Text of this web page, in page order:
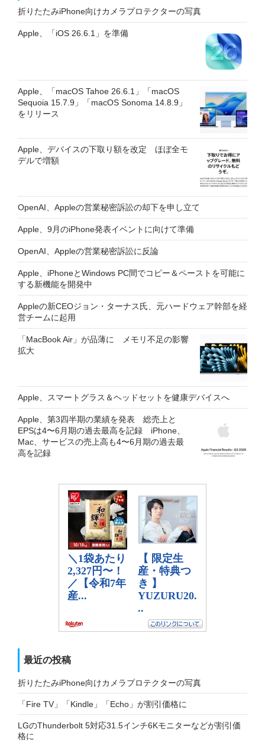
折りたたみiPhone向けカメラプロテクターの写真
Apple、「iOS 26.6.1」を準備
Apple、「macOS Tahoe 26.6.1」「macOS
Sequoia 15.7.9」「macOS Sonoma 14.8.9」
をリリース
Apple、デバイスの下取り額を改定 ほぼ全モ
デルで増額
OpenAI、Appleの営業秘密訴訟の却下を申し立て
Apple、9月のiPhone発表イベントに向けて準備
OpenAI、Appleの営業秘密訴訟に反論
Apple、iPhoneとWindows PC間でコピー＆ペーストを可能に
する新機能を開発中
Appleの新CEOジョン・ターナス氏、元ハードウェア幹部を経
営チームに起用
「MacBook Air」が品薄に メモリ不足の影響
拡大
Apple、スマートグラス＆ヘッドセットを健康デバイスへ
Apple、第3四半期の業績を発表 総売上と
EPSは4〜6月期の過去最高を記録 iPhone、
Mac、サービスの売上高も4〜6月期の過去最
高を記録
最近の投稿
折りたたみiPhone向けカメラプロテクターの写真
「Fire TV」「Kindle」「Echo」が割引価格に
LGのThunderbolt 5対応31.5インチ6Kモニターなどが割引価
格に